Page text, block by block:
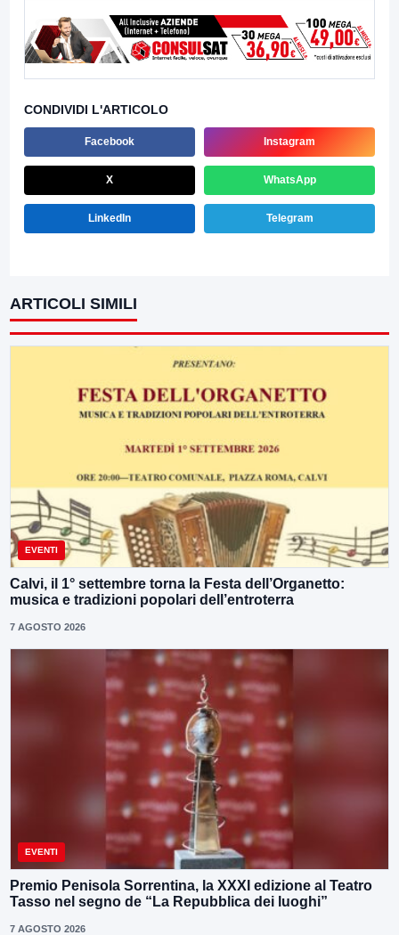
CONDIVIDI L'ARTICOLO
Facebook Instagram
X WhatsApp
LinkedIn Telegram
ARTICOLI SIMILI
EVENTI
Calvi, il 1° settembre torna la Festa dell’Organetto:
musica e tradizioni popolari dell’entroterra
7 AGOSTO 2026
EVENTI
Premio Penisola Sorrentina, la XXXI edizione al Teatro
Tasso nel segno de “La Repubblica dei luoghi”
7 AGOSTO 2026